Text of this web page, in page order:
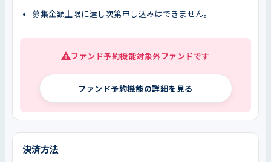
募集金額上限に達し次第申し込みはできません。
ファンド予約機能対象外ファンドです
ファンド予約機能の詳細を見る
決済方法